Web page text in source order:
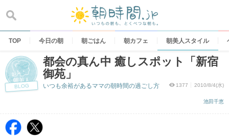
content
TOP 今日の朝 朝ごはん 朝カフェ 朝美人スタイル
BLOG
都会の真ん中 癒しスポット「新宿
御苑」
1377 2010/8/4(水)
池田千恵
いつも余裕があるママの朝時間の過ごし方